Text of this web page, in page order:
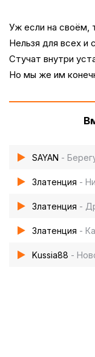
Уж если на своём,
Нельзя для всех и
Стучат внутри
Но мы же им
SAYAN -
Златенция -
Златенция -
Златенция -
Kussia88 -